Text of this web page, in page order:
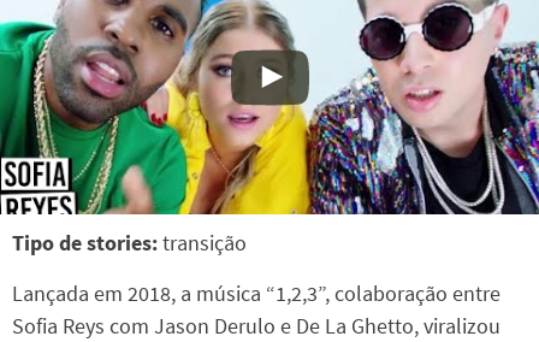
Tipo de stories:transição
Lançada em 2018, a música “1,2,3”, colaboração entre
Sofia Reys com Jason Derulo e De La Ghetto, viralizou